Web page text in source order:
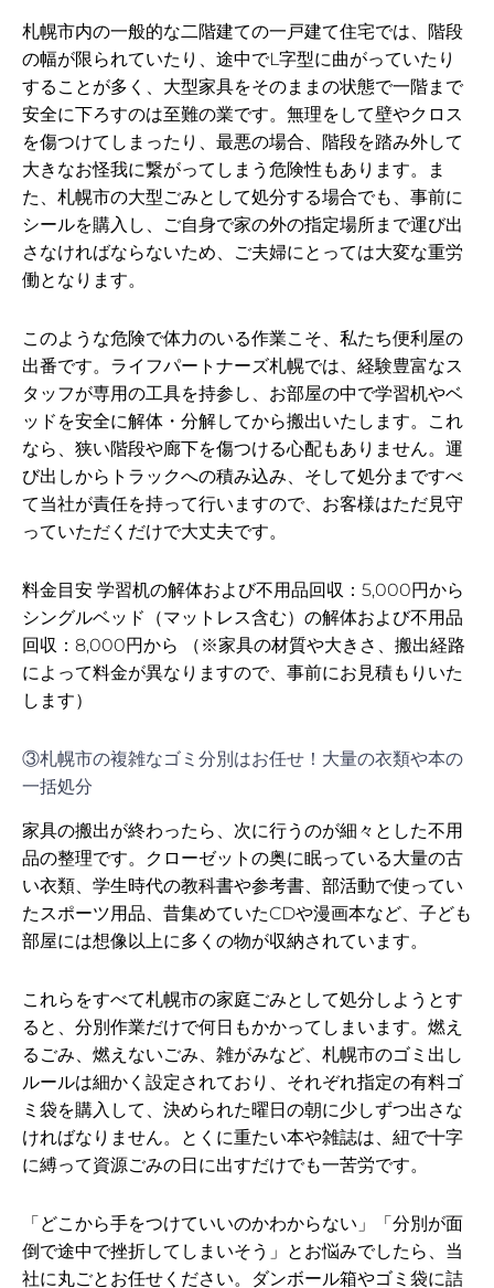
札幌市内の一般的な二階建ての一戸建て住宅では、階段
の幅が限られていたり、途中でL字型に曲がっていたり
することが多く、大型家具をそのままの状態で一階まで
安全に下ろすのは至難の業です。無理をして壁やクロス
を傷つけてしまったり、最悪の場合、階段を踏み外して
大きなお怪我に繋がってしまう危険性もあります。ま
た、札幌市の大型ごみとして処分する場合でも、事前に
シールを購入し、ご自身で家の外の指定場所まで運び出
さなければならないため、ご夫婦にとっては大変な重労
働となります。
このような危険で体力のいる作業こそ、私たち便利屋の
出番です。ライフパートナーズ札幌では、経験豊富なス
タッフが専用の工具を持参し、お部屋の中で学習机やベ
ッドを安全に解体・分解してから搬出いたします。これ
なら、狭い階段や廊下を傷つける心配もありません。運
び出しからトラックへの積み込み、そして処分まですべ
て当社が責任を持って行いますので、お客様はただ見守
っていただくだけで大丈夫です。
料金目安 学習机の解体および不用品回収：5,000円から
シングルベッド（マットレス含む）の解体および不用品
回収：8,000円から （※家具の材質や大きさ、搬出経路
によって料金が異なりますので、事前にお見積もりいた
します）
③札幌市の複雑なゴミ分別はお任せ！大量の衣類や本の
一括処分
家具の搬出が終わったら、次に行うのが細々とした不用
品の整理です。クローゼットの奥に眠っている大量の古
い衣類、学生時代の教科書や参考書、部活動で使ってい
たスポーツ用品、昔集めていたCDや漫画本など、子ども
部屋には想像以上に多くの物が収納されています。
これらをすべて札幌市の家庭ごみとして処分しようとす
ると、分別作業だけで何日もかかってしまいます。燃え
るごみ、燃えないごみ、雑がみなど、札幌市のゴミ出し
ルールは細かく設定されており、それぞれ指定の有料ゴ
ミ袋を購入して、決められた曜日の朝に少しずつ出さな
ければなりません。とくに重たい本や雑誌は、紐で十字
に縛って資源ごみの日に出すだけでも一苦労です。
「どこから手をつけていいのかわからない」「分別が面
倒で途中で挫折してしまいそう」とお悩みでしたら、当
社に丸ごとお任せください。ダンボール箱やゴミ袋に詰